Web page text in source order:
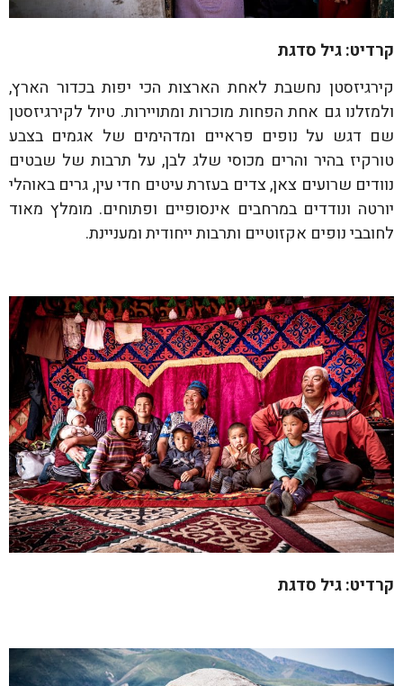
קרדיט: גיל סדגת
קירגיזסטן נחשבת לאחת הארצות הכי יפות בכדור הארץ,
ולמזלנו גם אחת הפחות מוכרות ומתויירות. טיול לקירגיזסטן
שם דגש על נופים פראיים ומדהימים של אגמים בצבע
טורקיז בהיר והרים מכוסי שלג לבן, על תרבות של שבטים
נוודים שרועים צאן, צדים בעזרת עיטים חדי עין, גרים באוהלי
יורטה ונודדים במרחבים אינסופיים ופתוחים. מומלץ מאוד
לחובבי נופים אקזוטיים ותרבות ייחודית ומעניינת.
קרדיט: גיל סדגת